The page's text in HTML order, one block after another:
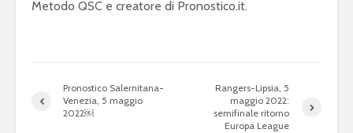
Metodo QSC e creatore di Pronostico.it.
Pronostico Salernitana-
Venezia, 5 maggio
2022￼
Rangers-Lipsia, 5
maggio 2022:
semifinale ritorno
Europa League